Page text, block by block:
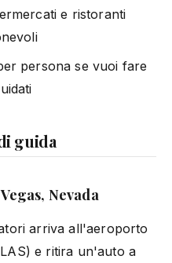
e ristoranti
persona se vuoi fare
guida
Nevada
arriva all'aeroporto
e ritira un'auto a